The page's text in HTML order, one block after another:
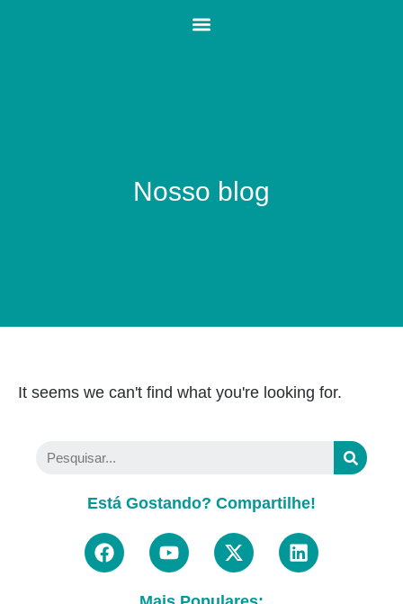
Nosso blog
It seems we can't find what you're looking for.
Está Gostando? Compartilhe!